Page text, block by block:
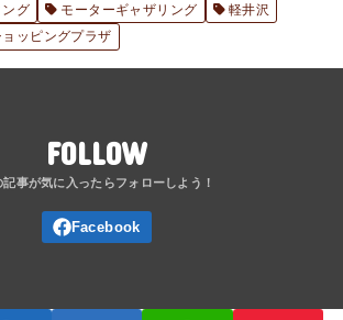
グ
モーターギャザリング
軽井沢
ッピングプラザ
FOLLOW